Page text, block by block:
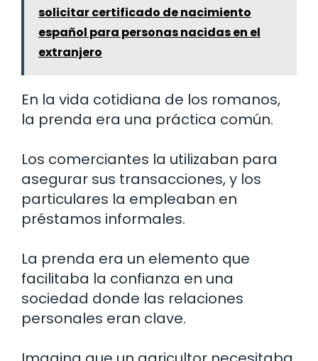
solicitar certificado de nacimiento
español para personas nacidas en el
extranjero
En la vida cotidiana de los romanos,
la prenda era una práctica común.
Los comerciantes la utilizaban para
asegurar sus transacciones, y los
particulares la empleaban en
préstamos informales.
La prenda era un elemento que
facilitaba la confianza en una
sociedad donde las relaciones
personales eran clave.